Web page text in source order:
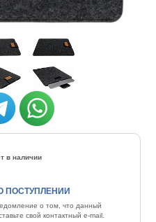
в наличии
ПОСТУПЛЕНИИ
о том, что данный
свой контактный e-mail.